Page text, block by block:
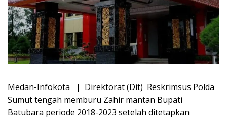
Medan-Infokota | Direktorat (Dit) Reskrimsus Polda
Sumut tengah memburu Zahir mantan Bupati
Batubara periode 2018-2023 setelah ditetapkan